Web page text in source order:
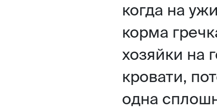
когда на
корма
хозяйки на
кровати,
одна